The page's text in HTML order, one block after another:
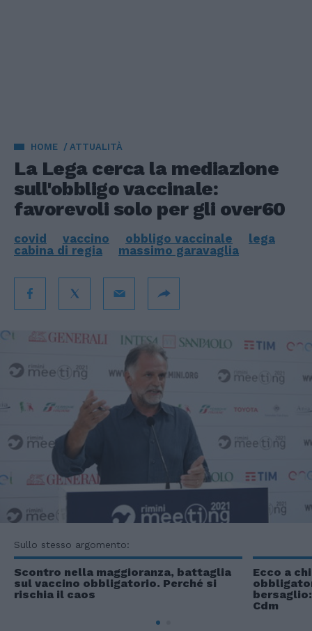
HOME ATTUALITÀ
La Lega cerca la mediazione
sull'obbligo vaccinale:
favorevoli solo per gli over60
covid vaccino obbligo vaccinale
lega
cabina di regia
massimo garavaglia
Sullo stesso argomento:
Scontro nella maggioranza, battaglia
sul vaccino obbligatorio. Perché si
rischia il caos
Ecco a
Cdm